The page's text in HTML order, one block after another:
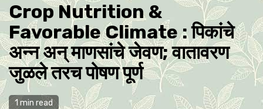
Crop Nutrition &
Favorable Climate : पिकांचे
अन्न अन् माणसांचे जेवण; वातावरण
जुळले तरच पोषण पूर्ण
1 min read